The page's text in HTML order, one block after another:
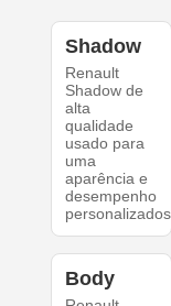
Shadow
Renault
Shadow de
alta
qualidade
usado para
uma
aparência e
desempenho
personalizados.
Body